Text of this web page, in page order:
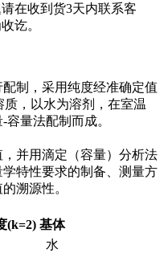
在收到货3天内联系客
讫。
制，采用纯度经准确定值
质，以水为溶剂，在室温
量法配制而成。
并用滴定（容量）分析法
特性要求的制备、测量方
溯源性。
(k=2) 基体
水